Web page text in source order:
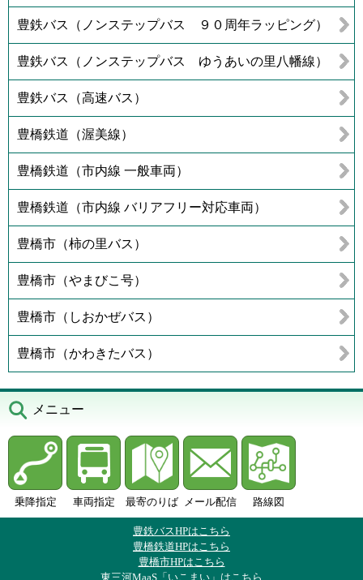
豊鉄バス（ノンステップバス ９０周年ラッピング）
豊鉄バス（ノンステップバス ゆうあいの里八幡線）
豊鉄バス（高速バス）
豊橋鉄道（渥美線）
豊橋鉄道（市内線 一般車両）
豊橋鉄道（市内線 バリアフリー対応車両）
豊橋市（柿の里バス）
豊橋市（やまびこ号）
豊橋市（しおかぜバス）
豊橋市（かわきたバス）
メニュー
乗降指定 車両指定 最寄のりば メール配信 路線図
豊鉄バスHPはこちら
豊橋鉄道HPはこちら
豊橋市HPはこちら
東三河MaaS「いこまい」はこちら